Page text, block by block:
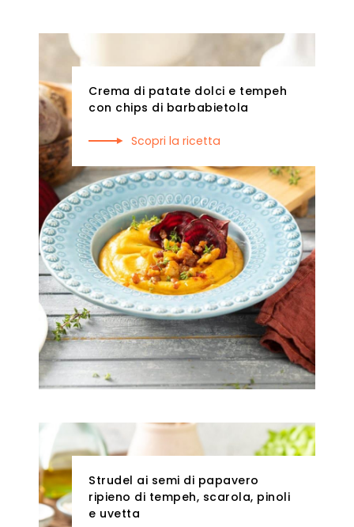
Crema di patate dolci e tempeh
con chips di barbabietola
Scopri la ricetta
Strudel ai semi di papavero
ripieno di tempeh, scarola, pinoli
e uvetta